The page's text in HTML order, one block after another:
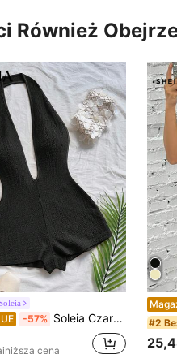
Również
-57% Soleia Czarny damski, seksowny, szykowny, wakacyjny kombinezon z głębokim dekoltem w serek i odkrytymi plecami, dzianinowy, teksturowany, falisty wzór, modny, dopasowany, idealny na imprezę, randkę, plażę i styl boho
cena
#2